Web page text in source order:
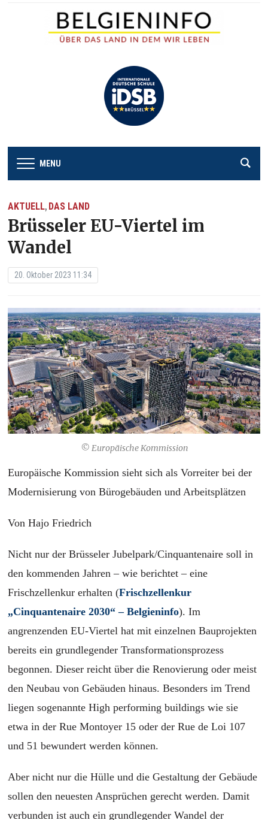
MENU
AKTUELL, DAS LAND
Brüsseler EU-Viertel im
Wandel
20. Oktober 2023 11:34
© Europäische Kommission
Europäische Kommission sieht sich als Vorreiter bei der
Modernisierung von Bürogebäuden und Arbeitsplätzen
Von Hajo Friedrich
Nicht nur der Brüsseler Jubelpark/Cinquantenaire soll in
den kommenden Jahren – wie berichtet – eine
Frischzellenkur erhalten (Frischzellenkur
„Cinquantenaire 2030“ – Belgieninfo). Im
angrenzenden EU-Viertel hat mit einzelnen Bauprojekten
bereits ein grundlegender Transformationsprozess
begonnen. Dieser reicht über die Renovierung oder meist
den Neubau von Gebäuden hinaus. Besonders im Trend
liegen sogenannte High performing buildings wie sie
etwa in der Rue Montoyer 15 oder der Rue de Loi 107
und 51 bewundert werden können.
Aber nicht nur die Hülle und die Gestaltung der Gebäude
sollen den neuesten Ansprüchen gerecht werden. Damit
verbunden ist auch ein grundlegender Wandel der